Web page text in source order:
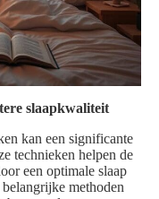
slaapkwaliteit
kan een significante
technieken helpen de
een optimale slaap
methoden